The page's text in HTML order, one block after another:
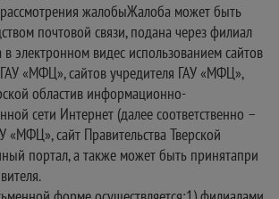
жалобыЖалоба может быть
почтовой связи, подана через филиал
электронном видес использованием сайтов
ГАУ «МФЦ», сайтов учредителя ГАУ «МФЦ»,
областив информационно-
сети Интернет (далее соответственно –
«МФЦ», сайт Правительства Тверской
портал, а также может быть принятапри